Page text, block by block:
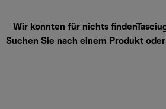
Wir konnten für nichts
Suchen Sie nach einem Produkt oder